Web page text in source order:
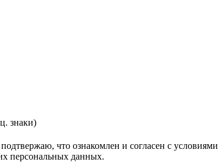
знаки)
что ознакомлен и согласен с условиями
персональных данных.